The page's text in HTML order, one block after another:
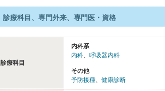
診療科目、専門外来、専門医・資格
診療科目
内科系
内科、 呼吸器内科
その他
予防接種、 健康診断